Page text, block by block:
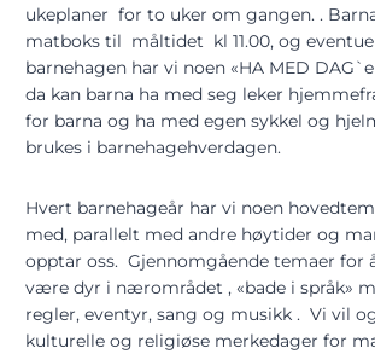
ukeplaner for to uker om gangen. .
matboks til måltidet kl 11.00, og
barnehagen har vi noen «HA MED
da kan barna ha med seg leker
for barna og ha med egen sykkel og
brukes i barnehagehverdagen.
Hvert barnehageår har vi noen
med, parallelt med andre høytider og
opptar oss. Gjennomgående temaer for
være dyr i nærområdet , «bade i språk»
regler, eventyr, sang og musikk . Vi vil
kulturelle og religiøse merkedager for